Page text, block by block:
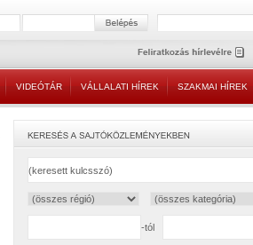
VIDEÓTÁR VÁLLALATI HÍREK SZAKMAI HÍREK
-tól